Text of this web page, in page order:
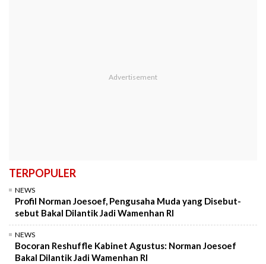
TERPOPULER
NEWS
Profil Norman Joesoef, Pengusaha Muda yang Disebut-
sebut Bakal Dilantik Jadi Wamenhan RI
NEWS
Bocoran Reshuffle Kabinet Agustus: Norman Joesoef
Bakal Dilantik Jadi Wamenhan RI